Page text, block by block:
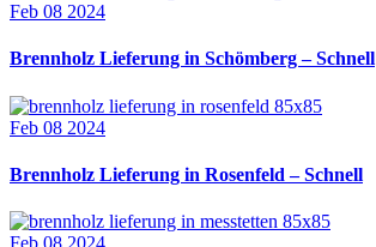
Feb 08 2024
Brennholz Lieferung in Schömberg – Schnell
Feb 08 2024
Brennholz Lieferung in Rosenfeld – Schnell
Feb 08 2024